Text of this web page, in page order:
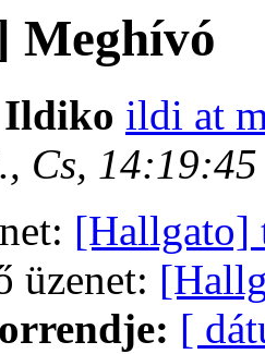
Meghívó
ildi at
Cs, 14:19:45
[Hallgato]
üzenet:
[